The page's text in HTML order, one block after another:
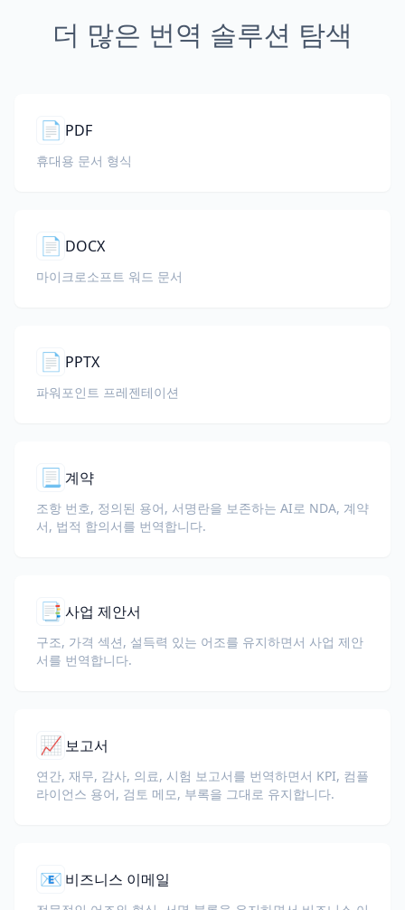
더 많은 번역 솔루션 탐색
📄 PDF
휴대용 문서 형식
📄 DOCX
마이크로소프트 워드 문서
📄 PPTX
파워포인트 프레젠테이션
📃 계약
조항 번호, 정의된 용어, 서명란을 보존하는 AI로 NDA, 계약
서, 법적 합의서를 번역합니다.
📑 사업 제안서
구조, 가격 섹션, 설득력 있는 어조를 유지하면서 사업 제안
서를 번역합니다.
📈 보고서
연간, 재무, 감사, 의료, 시험 보고서를 번역하면서 KPI, 컴플
라이언스 용어, 검토 메모, 부록을 그대로 유지합니다.
📧 비즈니스 이메일